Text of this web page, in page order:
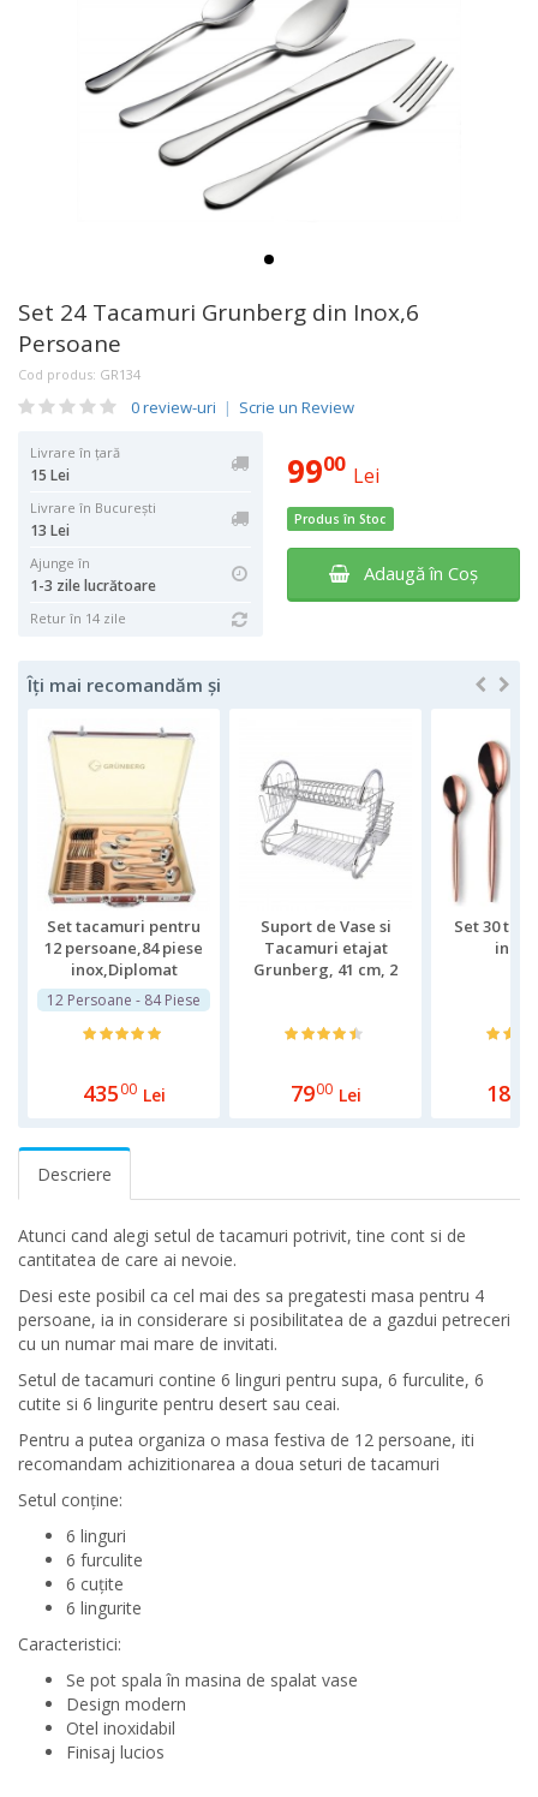
Set 24 Tacamuri Grunberg din Inox,6
Persoane
Cod produs: GR134
0 review-uri | Scrie un Review
Livrare în țară
15 Lei
Livrare în București
13 Lei
Ajunge în
1-3 zile lucrătoare
Retur în 14 zile
9900 Lei
Produs în Stoc
Adaugă în Coş
Îți mai recomandăm și
Set tacamuri pentru
12 persoane,84 piese
inox,Diplomat
12 Persoane - 84 Piese
43500 Lei
Suport de Vase si
Tacamuri etajat
Grunberg, 41 cm, 2
7900 Lei
Set 30
inox,
189
Descriere
Atunci cand alegi setul de tacamuri potrivit, tine cont si de
cantitatea de care ai nevoie.
Desi este posibil ca cel mai des sa pregatesti masa pentru 4
persoane, ia in considerare si posibilitatea de a gazdui petreceri
cu un numar mai mare de invitati.
Setul de tacamuri contine 6 linguri pentru supa, 6 furculite, 6
cutite si 6 lingurite pentru desert sau ceai.
Pentru a putea organiza o masa festiva de 12 persoane, iti
recomandam achizitionarea a doua seturi de tacamuri
Setul conţine:
6 linguri
6 furculite
6 cuțite
6 lingurite
Caracteristici:
Se pot spala în masina de spalat vase
Design modern
Otel inoxidabil
Finisaj lucios